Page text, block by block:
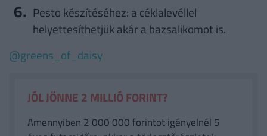
Pesto készítéséhez: a céklalevéllel
helyettesíthetjük akár a bazsalikomot is.
@greens_of_daisy
JÓL JÖNNE 2 MILLIÓ FORINT?
Amennyiben 2 000 000 forintot igényelnél 5